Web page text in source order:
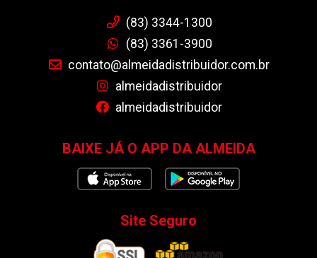
(83) 3344-1300
(83) 3361-3900
contato@almeidadistribuidor.com.br
almeidadistribuidor
almeidadistribuidor
BAIXE JÁ O APP DA ALMEIDA
Site Seguro